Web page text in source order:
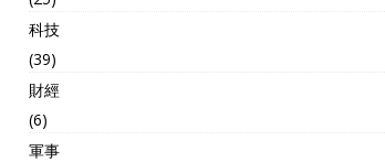
科技
(39)
財經
(6)
軍事